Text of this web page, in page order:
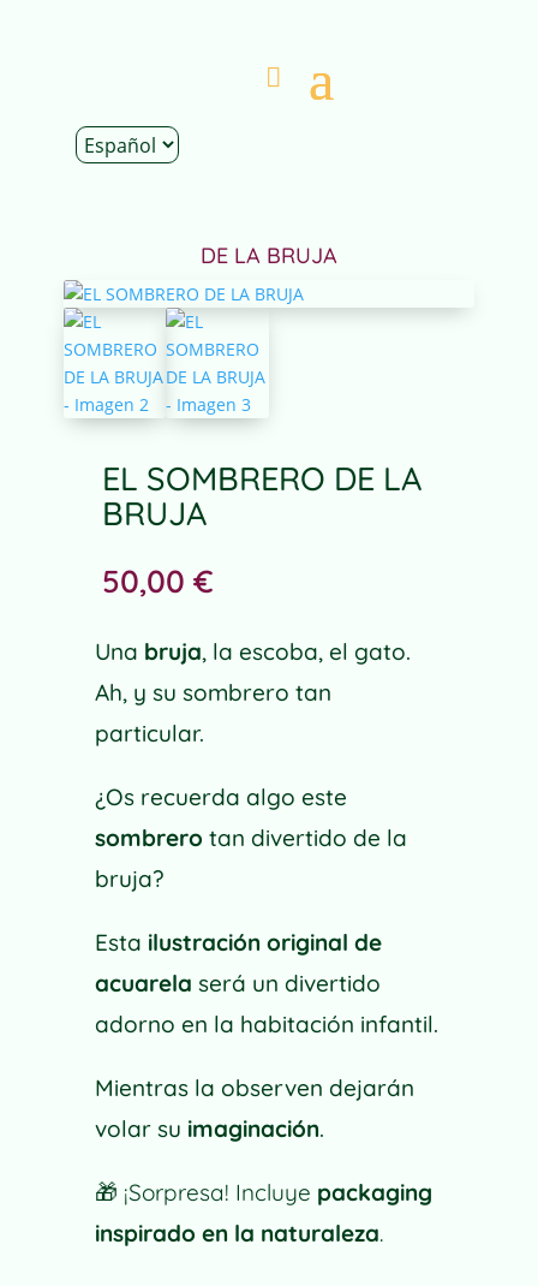
DE LA BRUJA
EL SOMBRERO DE LA
BRUJA
50,00 €
Una bruja, la escoba, el gato.
Ah, y su sombrero tan
particular.
¿Os recuerda algo este
sombrero tan divertido de la
bruja?
Esta ilustración original de
acuarela será un divertido
adorno en la habitación infantil.
Mientras la observen dejarán
volar su imaginación.
🎁 ¡Sorpresa! Incluye packaging
inspirado en la naturaleza.